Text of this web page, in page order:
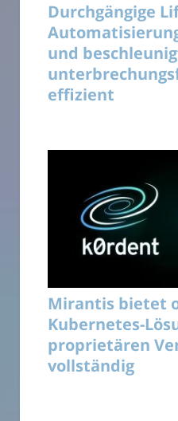
Durchgängige
und
effizient
Mirantis bietet
Kubernetes-
proprietären
vollständig